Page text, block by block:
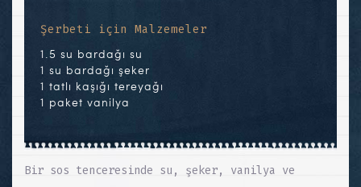
Şerbeti için Malzemeler
1.5 su bardağı su
1 su bardağı şeker
1 tatlı kaşığı tereyağı
1 paket vanilya
Bir sos tenceresinde su, şeker, vanilya ve